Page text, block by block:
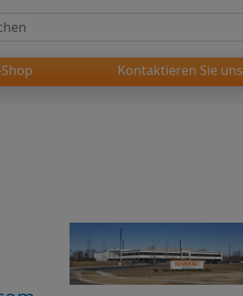
Kontaktieren Sie uns